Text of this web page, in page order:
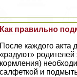
Как правильно
После каждого акта
«радуют» родителей
кормления)
салфеткой и